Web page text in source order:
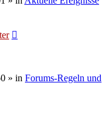
» in Forums-Regeln und